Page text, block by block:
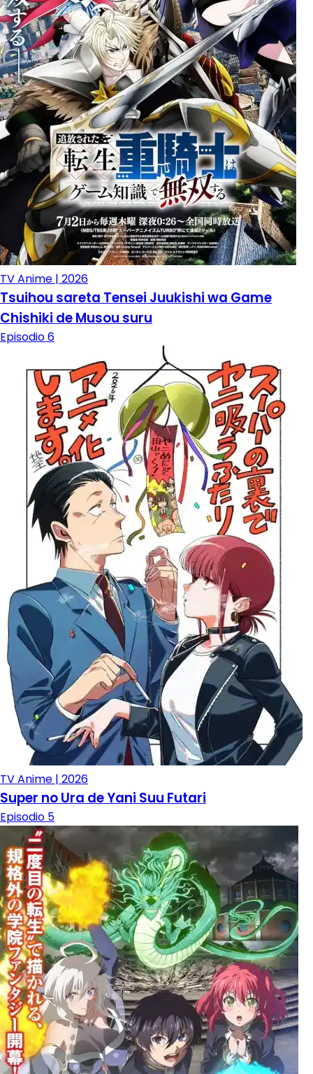
TV Anime | 2026
Tsuihou sareta Tensei Juukishi wa Game
Chishiki de Musou suru
Episodio 6
TV Anime | 2026
Super no Ura de Yani Suu Futari
Episodio 5